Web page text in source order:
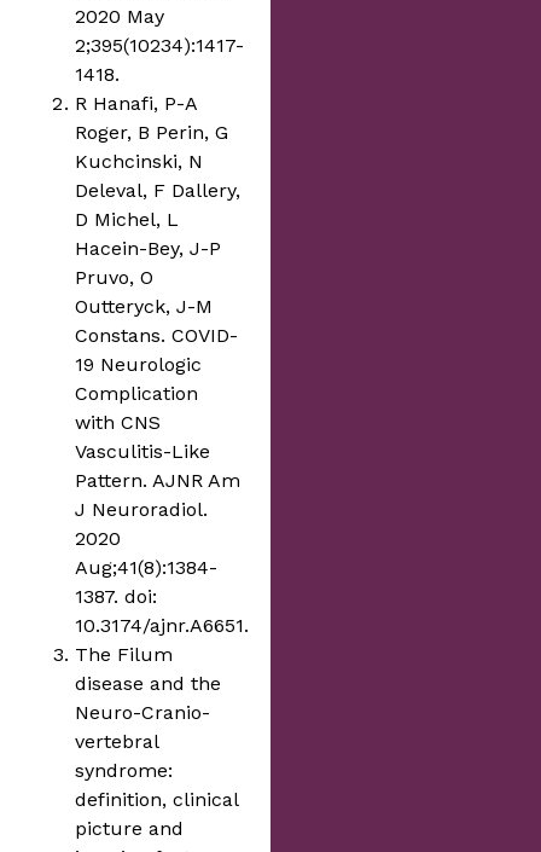
2020 May
2;395(10234):1417-
1418.
R Hanafi, P-A
Roger, B Perin, G
Kuchcinski, N
Deleval, F Dallery,
D Michel, L
Hacein-Bey, J-P
Pruvo, O
Outteryck, J-M
Constans. COVID-
19 Neurologic
Complication
with CNS
Vasculitis-Like
Pattern. AJNR Am
J Neuroradiol.
2020
Aug;41(8):1384-
1387. doi:
10.3174/ajnr.A6651.
The Filum
disease and the
Neuro-Cranio-
vertebral
syndrome:
definition, clinical
picture and